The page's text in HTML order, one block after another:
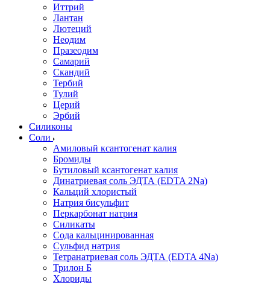
Иттрий
Лантан
Лютеций
Неодим
Празеодим
Самарий
Скандий
Тербий
Тулий
Церий
Эрбий
Силиконы
Соли
Амиловый ксантогенат калия
Бромиды
Бутиловый ксантогенат калия
Динатриевая соль ЭДТА (EDTA 2Na)
Кальций хлористый
Натрия бисульфит
Перкарбонат натрия
Силикаты
Сода кальцинированная
Сульфид натрия
Тетранатриевая соль ЭДТА (EDTA 4Na)
Трилон Б
Хлориды